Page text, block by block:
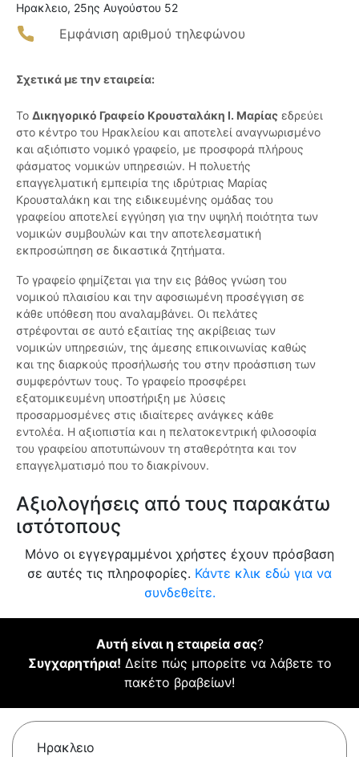
Ηρακλειο, 25ης Αυγούστου 52
Εμφάνιση αριθμού τηλεφώνου
Σχετικά με την εταιρεία:
Το Δικηγορικό Γραφείο Κρουσταλάκη Ι. Μαρίας εδρεύει
στο κέντρο του Ηρακλείου και αποτελεί αναγνωρισμένο
και αξιόπιστο νομικό γραφείο, με προσφορά πλήρους
φάσματος νομικών υπηρεσιών. Η πολυετής
επαγγελματική εμπειρία της ιδρύτριας Μαρίας
Κρουσταλάκη και της ειδικευμένης ομάδας του
γραφείου αποτελεί εγγύηση για την υψηλή ποιότητα των
νομικών συμβουλών και την αποτελεσματική
εκπροσώπηση σε δικαστικά ζητήματα.
Το γραφείο φημίζεται για την εις βάθος γνώση του
νομικού πλαισίου και την αφοσιωμένη προσέγγιση σε
κάθε υπόθεση που αναλαμβάνει. Οι πελάτες
στρέφονται σε αυτό εξαιτίας της ακρίβειας των
νομικών υπηρεσιών, της άμεσης επικοινωνίας καθώς
και της διαρκούς προσήλωσής του στην προάσπιση των
συμφερόντων τους. Το γραφείο προσφέρει
εξατομικευμένη υποστήριξη με λύσεις
προσαρμοσμένες στις ιδιαίτερες ανάγκες κάθε
εντολέα. Η αξιοπιστία και η πελατοκεντρική φιλοσοφία
του γραφείου αποτυπώνουν τη σταθερότητα και τον
επαγγελματισμό που το διακρίνουν.
Αξιολογήσεις από τους παρακάτω
ιστότοπους
Μόνο οι εγγεγραμμένοι χρήστες έχουν πρόσβαση
σε αυτές τις πληροφορίες. Κάντε κλικ εδώ για να
συνδεθείτε.
Αυτή είναι η εταιρεία σας?
Συγχαρητήρια! Δείτε πώς μπορείτε να λάβετε το
πακέτο βραβείων!
Ηρακλειο